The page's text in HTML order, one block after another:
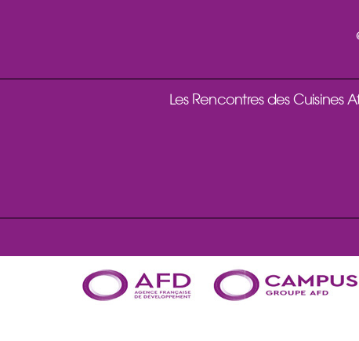
Les Rencontres des Cuisines